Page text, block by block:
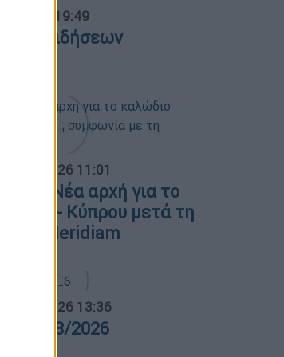
19:49
ειδήσεων
06.08.2026 11:01
Νέα αρχή για το
- Κύπρου μετά τη
τη Meridiam
05.08.2026 13:36
05/08/2026